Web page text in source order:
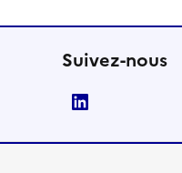
Suivez-nous